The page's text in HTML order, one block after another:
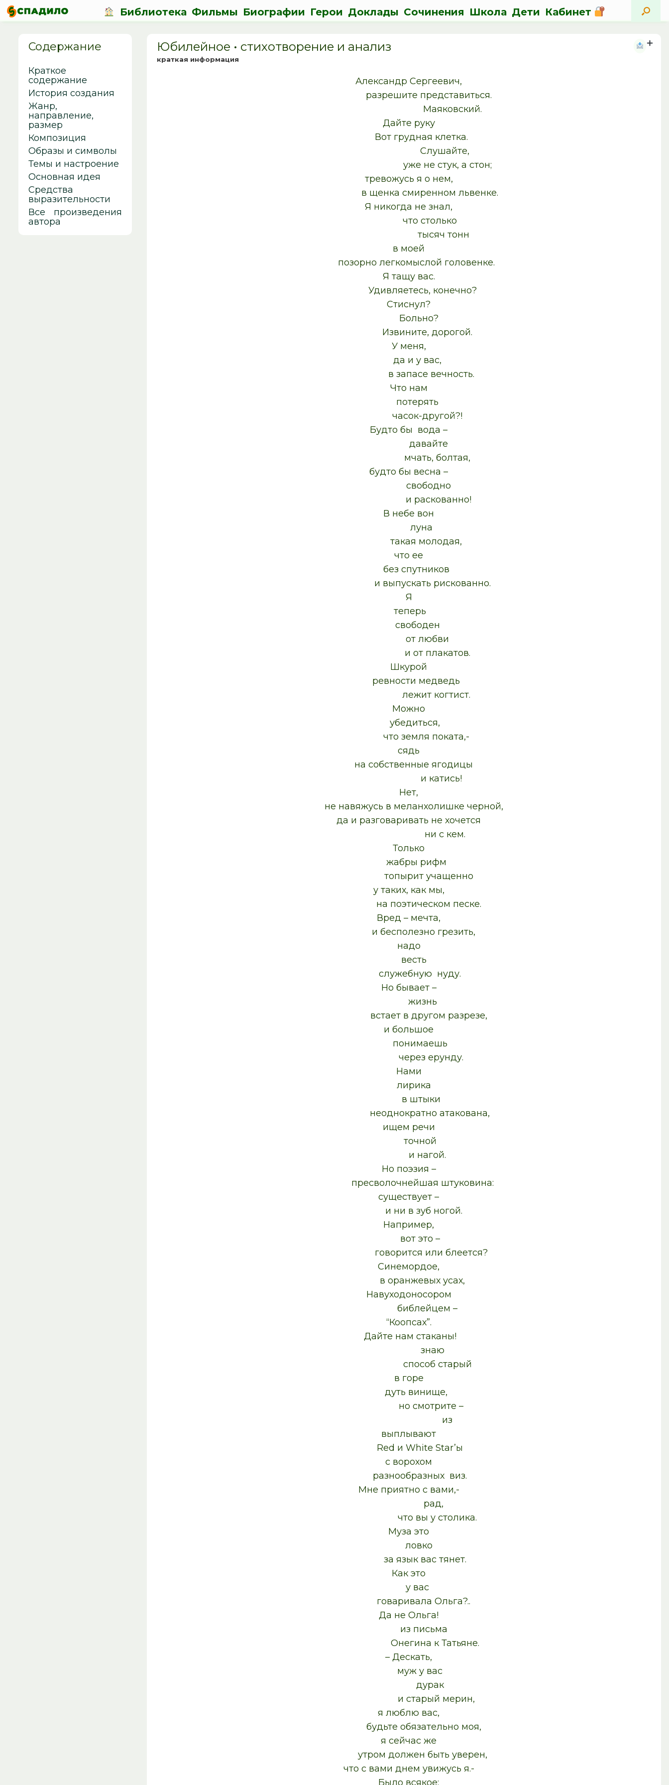
Библиотека Фильмы Биографии Герои Доклады Сочинения Школа Дети Кабинет
Юбилейное • cтихотворение и анализ
краткая информация
Александр Сергеевич,
разрешите представиться.
Маяковский.
Дайте руку
Вот грудная клетка.
Слушайте,
уже не стук, а стон;
тревожусь я о нем,
в щенка смиренном львенке.
Я никогда не знал,
что столько
тысяч тонн
в моей
позорно легкомыслой головенке.
Я тащу вас.
Удивляетесь, конечно?
Стиснул?
Больно?
Извините, дорогой.
У меня,
да и у вас,
в запасе вечность.
Что нам
потерять
часок-другой?!
Будто бы вода –
давайте
мчать, болтая,
будто бы весна –
свободно
и раскованно!
В небе вон
луна
такая молодая,
что ее
без спутников
и выпускать рискованно.
Я
теперь
свободен
от любви
и от плакатов.
Шкурой
ревности медведь
лежит когтист.
Можно
убедиться,
что земля поката,-
сядь
на собственные ягодицы
и катись!
Нет,
не навяжусь в меланхолишке черной,
да и разговаривать не хочется
ни с кем.
Только
жабры рифм
топырит учащенно
у таких, как мы,
на поэтическом песке.
Вред – мечта,
и бесполезно грезить,
надо
весть
служебную нуду.
Но бывает –
жизнь
встает в другом разрезе,
и большое
понимаешь
через ерунду.
Нами
лирика
в штыки
неоднократно атакована,
ищем речи
точной
и нагой.
Но поэзия –
пресволочнейшая штуковина:
существует –
и ни в зуб ногой.
Например,
вот это –
говорится или блеется?
Синемордое,
в оранжевых усах,
Навуходоносором
библейцем –
“Коопсах”.
Дайте нам стаканы!
знаю
способ старый
в горе
дуть винище,
но смотрите –
из
выплывают
Red и White Star’ы
с ворохом
разнообразных виз.
Мне приятно с вами,-
рад,
что вы у столика.
Муза это
ловко
за язык вас тянет.
Как это
у вас
говаривала Ольга?..
Да не Ольга!
из письма
Онегина к Татьяне.
– Дескать,
муж у вас
дурак
и старый мерин,
я люблю вас,
будьте обязательно моя,
я сейчас же
утром должен быть уверен,
что с вами днем увижусь я.-
Было всякое:
Содержание
Краткое
содержание
История создания
Жанр,
направление,
размер
Композиция
Образы и символы
Темы и настроение
Основная идея
Средства
выразительности
Все произведения
автора